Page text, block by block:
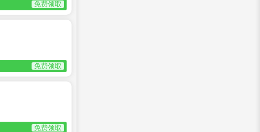
免费领取
免费领取
免费领取